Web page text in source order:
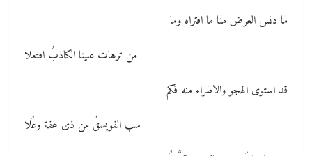
ما دنس العرض منا ما افتراه وما
من ترهات علينا الكاذبُ افتعلا
قد استوى الهجو والاطراء منه فكم
سب الفويسقُ من ذى عفة وعُلا